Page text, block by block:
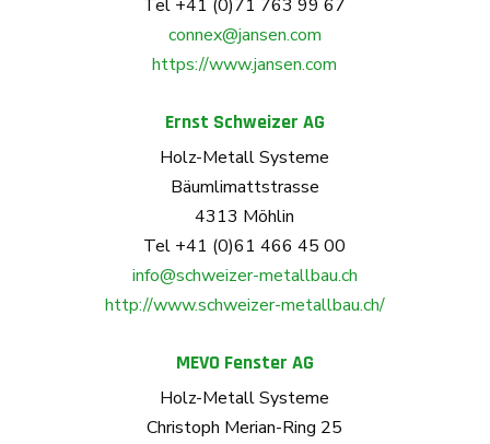
Tel +41 (0)71 763 99 67
connex@jansen.com
https://www.jansen.com
Ernst Schweizer AG
Holz-Metall Systeme
Bäumlimattstrasse
4313 Möhlin
Tel +41 (0)61 466 45 00
info@schweizer-metallbau.ch
http://www.schweizer-metallbau.ch/
MEVO Fenster AG
Holz-Metall Systeme
Christoph Merian-Ring 25